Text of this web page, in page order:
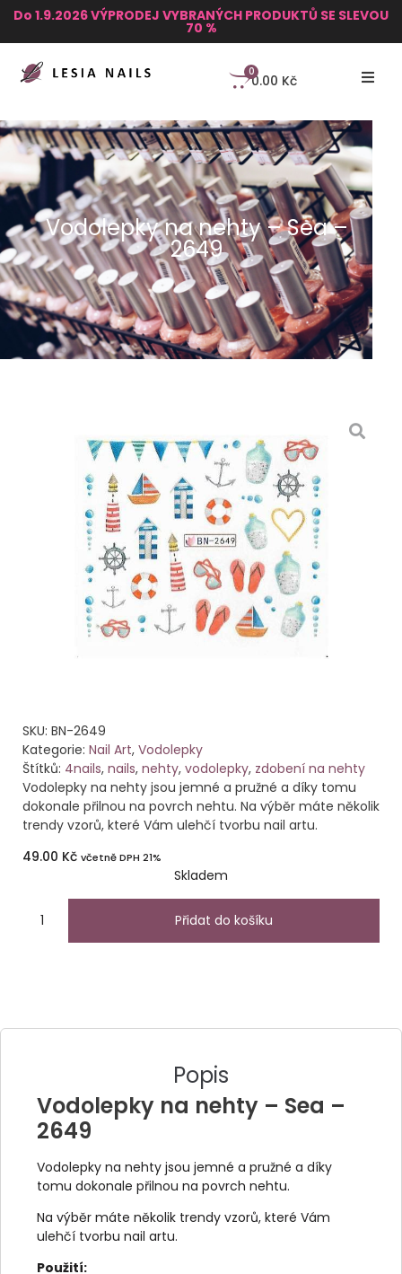
Do 1.9.2026 VÝPRODEJ VYBRANÝCH PRODUKTŮ SE SLEVOU
70 %
0.00 Kč
0
Vodolepky na nehty – Sea –
2649
SKU: BN-2649
Kategorie: Nail Art, Vodolepky
Štítků: 4nails, nails, nehty, vodolepky, zdobení na nehty
Vodolepky na nehty jsou jemné a pružné a díky tomu
dokonale přilnou na povrch nehtu. Na výběr máte několik
trendy vzorů, které Vám ulehčí tvorbu nail artu.
49.00 Kč včetně DPH 21%
Skladem
Přidat do košíku
Popis
Vodolepky na nehty – Sea –
2649
Vodolepky na nehty jsou jemné a pružné a díky
tomu dokonale přilnou na povrch nehtu.
Na výběr máte několik trendy vzorů, které Vám
ulehčí tvorbu nail artu.
Použití: